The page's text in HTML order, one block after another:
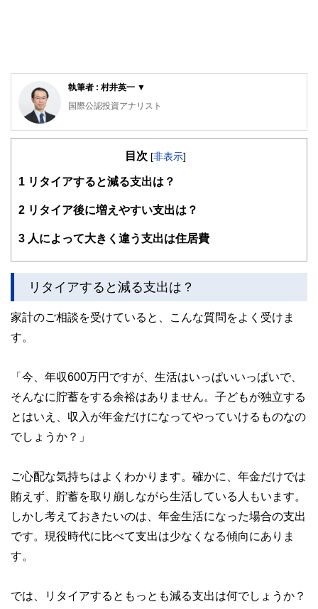
執筆者 : 村井英一 ▼
国際公認投資アナリスト
1級ファイナンシャル・プランニング技能士、日本証券アナ
大手証券会社で法人営業、個人営業、投資相談業務を担当。
談者の立場にたった顧客本位のコンサルタントを行う。特
分野とする。近年は、ひきこもりや精神障害者家族の生活設
目次 [非表示]
1 リタイアすると減る支出は？
2 リタイア後に増えやすい支出は？
3 人によって大きく違う支出は住居費
リタイアすると減る支出は？
家計のご相談を受けていると、こんな質問をよく受けま
す。
「今、年収600万円ですが、生活はいっぱいいっぱいで、
そんなに貯蓄をする余裕はありません。子どもが独立する
とはいえ、収入が年金だけになってやっていけるものなの
でしょうか？」
ご心配な気持ちはよくわかります。確かに、年金だけでは
賄えず、貯蓄を取り崩しながら生活している人もいます。
しかし考えておきたいのは、年金生活になった場合の支出
です。現役時代に比べて支出は少なくなる傾向にありま
す。
では、リタイアするともっとも減る支出は何でしょうか？